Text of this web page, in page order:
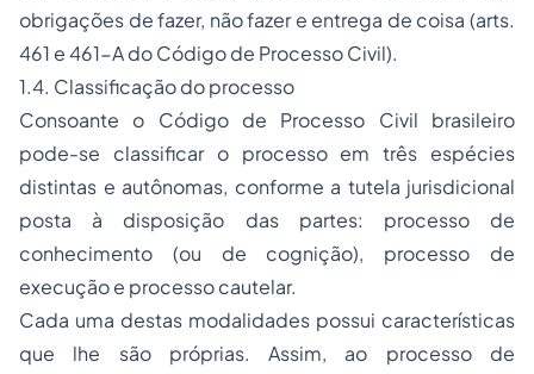
obrigações de fazer, não fazer e entrega de coisa (arts.
461 e 461-A do Código de Processo Civil).
1.4. Classificação do processo
Consoante o Código de Processo Civil brasileiro
pode-se classificar o processo em três espécies
distintas e autônomas, conforme a tutela jurisdicional
posta à disposição das partes: processo de
conhecimento (ou de cognição), processo de
execução e processo cautelar.
Cada uma destas modalidades possui características
que lhe são próprias. Assim, ao processo de